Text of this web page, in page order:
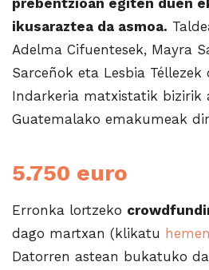
prebentzioan egiten duen
ikusaraztea da asmoa.
Adelma Cifuentesek, Mayra
Sarceñok eta Lesbia Téllezek
Indarkeria matxistatik bizirik
Guatemalako emakumeak
5.750 euro
Erronka lortzeko
dago martxan (klikatu hemen
Datorren astean bukatuko